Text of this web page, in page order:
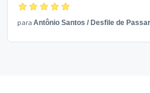
para Antônio Santos / Desfile de